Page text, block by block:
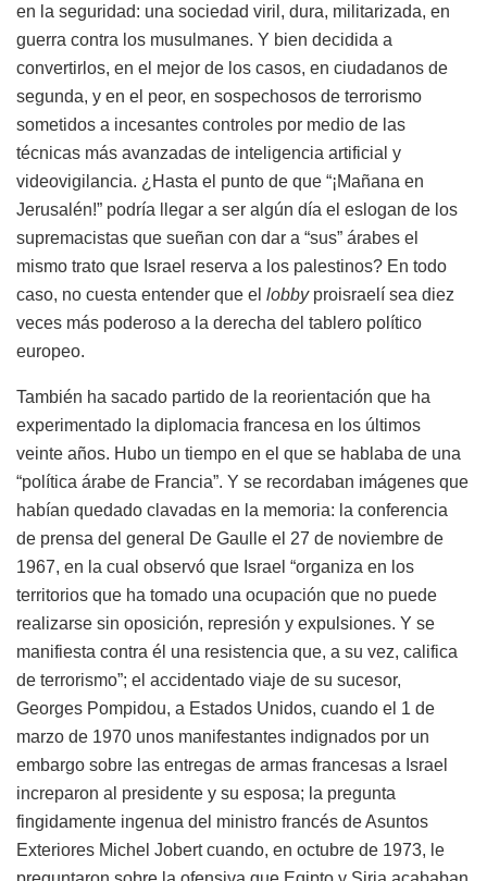
en la seguridad: una sociedad viril, dura, militarizada, en
guerra contra los musulmanes. Y bien decidida a
convertirlos, en el mejor de los casos, en ciudadanos de
segunda, y en el peor, en sospechosos de terrorismo
sometidos a incesantes controles por medio de las
técnicas más avanzadas de inteligencia artificial y
videovigilancia. ¿Hasta el punto de que “¡Mañana en
Jerusalén!” podría llegar a ser algún día el eslogan de los
supremacistas que sueñan con dar a “sus” árabes el
mismo trato que Israel reserva a los palestinos? En todo
caso, no cuesta entender que el lobbyproisraelí sea diez
veces más poderoso a la derecha del tablero político
europeo.
También ha sacado partido de la reorientación que ha
experimentado la diplomacia francesa en los últimos
veinte años. Hubo un tiempo en el que se hablaba de una
“política árabe de Francia”. Y se recordaban imágenes que
habían quedado clavadas en la memoria: la conferencia
de prensa del general De Gaulle el 27 de noviembre de
1967, en la cual observó que Israel “organiza en los
territorios que ha tomado una ocupación que no puede
realizarse sin oposición, represión y expulsiones. Y se
manifiesta contra él una resistencia que, a su vez, califica
de terrorismo”; el accidentado viaje de su sucesor,
Georges Pompidou, a Estados Unidos, cuando el 1 de
marzo de 1970 unos manifestantes indignados por un
embargo sobre las entregas de armas francesas a Israel
increparon al presidente y su esposa; la pregunta
fingidamente ingenua del ministro francés de Asuntos
Exteriores Michel Jobert cuando, en octubre de 1973, le